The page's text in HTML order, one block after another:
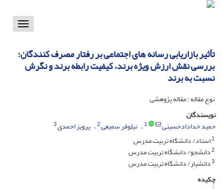
Toggle
تأثیر بازاریابی رسانه های اجتماعی بر رفتار مصرف کنندگان؛
بررسی نقش ارزش ویژه برند، کیفیت رابطه برند و نگرش
نسبت به برند
نوع مقاله : مقاله پژوهشی
نویسندگان
حمید خدادادحسینی
1 نیلوفر سمیعی2 پرویز احمدی3
1استاد/ دانشگاه تربیت مدرس
2دانشجو/ دانشگاه تربیت مدرس
3دانشیار/ دانشگاه تربیت مدرس
چکیده